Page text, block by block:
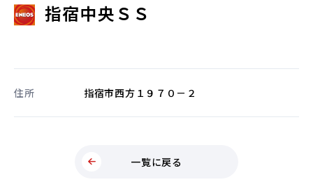
指宿中央ＳＳ
住所 指宿市西方１９７０－２
一覧に戻る